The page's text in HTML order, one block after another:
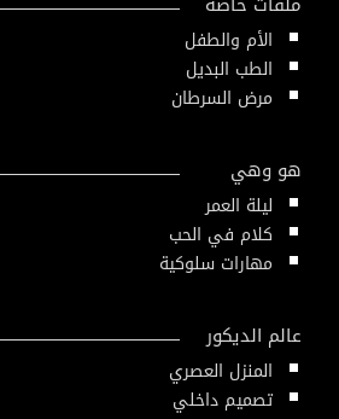
الأم والطفل
الطب البديل
مرض السرطان
هو وهي
ليلة العمر
كلام في الحب
مهارات سلوكية
عالم الديكور
المنزل العصري
تصميم داخلي